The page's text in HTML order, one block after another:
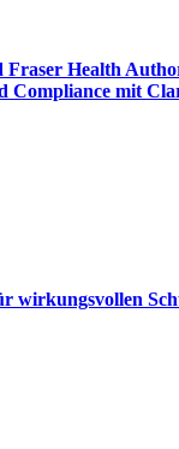
Fraser Health
Compliance mit
wirkungsvollen